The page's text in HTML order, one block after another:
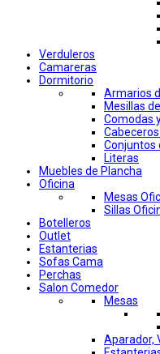
Verduleros
Camareras
Dormitorio
Armarios
Mesillas
Comodas
Conjuntos
Literas
Muebles de Plancha
Oficina
Mesas
Sillas
Botelleros
Outlet
Estanterias
Sofas Cama
Perchas
Salon Comedor
Mesas
Aparador,